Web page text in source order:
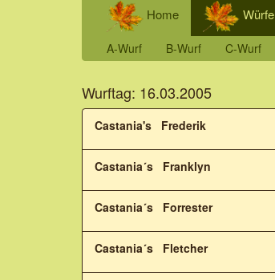
Home Würfe
A-Wurf B-Wurf C-Wurf
Wurftag: 16.03.2005
Castania's Frederik
Castania´s Franklyn
Castania´s Forrester
Castania´s Fletcher